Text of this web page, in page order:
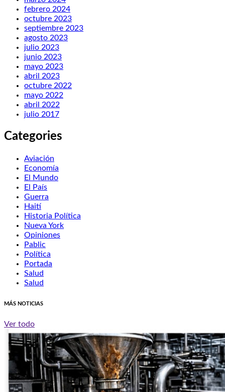
febrero 2024
octubre 2023
septiembre 2023
agosto 2023
julio 2023
junio 2023
mayo 2023
abril 2023
octubre 2022
mayo 2022
abril 2022
julio 2017
Categories
Aviación
Economía
El Mundo
El País
Guerra
Haití
Historia Política
Nueva York
Opiniones
Pablic
Política
Portada
Salud
Salud
MÁS NOTICIAS
Ver todo